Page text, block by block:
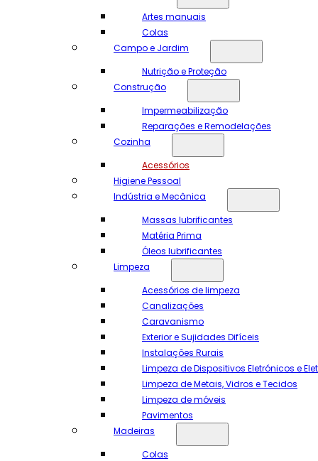
Artes manuais
Colas
Campo e Jardim
Nutrição e Proteção
Construção
Impermeabilização
Reparações e Remodelações
Cozinha
Acessórios
Higiene Pessoal
Indústria e Mecânica
Massas lubrificantes
Matéria Prima
Óleos lubrificantes
Limpeza
Acessórios de limpeza
Canalizações
Caravanismo
Exterior e Sujidades Difíceis
Instalações Rurais
Limpeza de Dispositivos Eletrónicos e
Limpeza de Metais, Vidros e Tecidos
Limpeza de móveis
Pavimentos
Madeiras
Colas